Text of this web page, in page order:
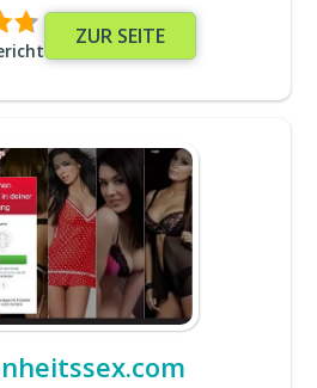
ZUR SEITE